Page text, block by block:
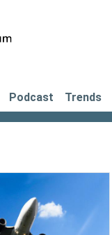
Podcast Trends